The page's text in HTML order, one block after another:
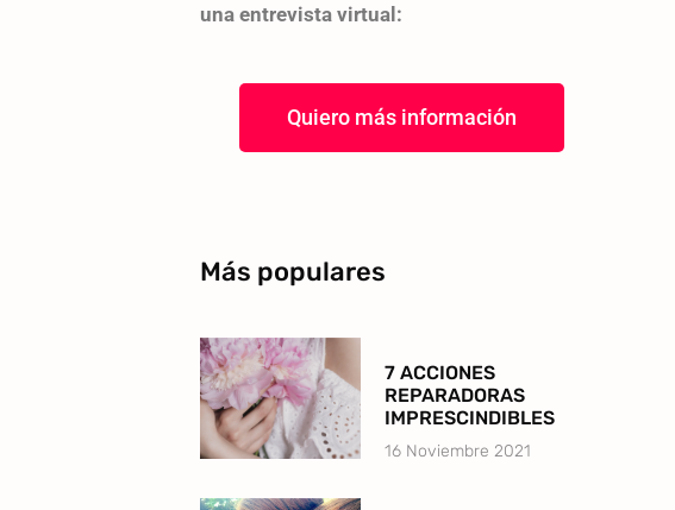
una entrevista virtual:
Quiero más información
Más populares
7 ACCIONES
REPARADORAS
IMPRESCINDIBLES
16 Noviembre 2021